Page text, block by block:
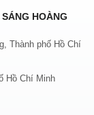
HOÀNG
Thành phố Hồ Chí
Hồ Chí Minh